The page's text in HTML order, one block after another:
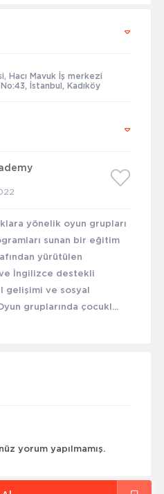
Hacı Mavuk İş merkezi
No:43, İstanbul, Kadıköy
yönelik oyun grupları
sunan bir eğitim
yürütülen
İngilizce destekli
gelişimi ve sosyal
gruplarında çocukl...
yorum yapılmamış.